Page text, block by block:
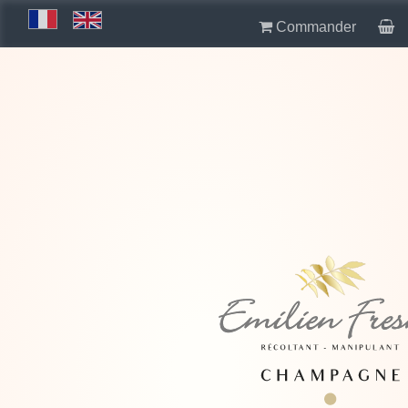
Commander